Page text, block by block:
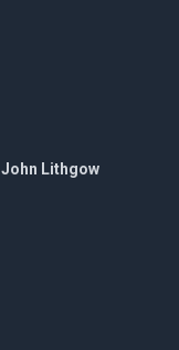
John Lithgow